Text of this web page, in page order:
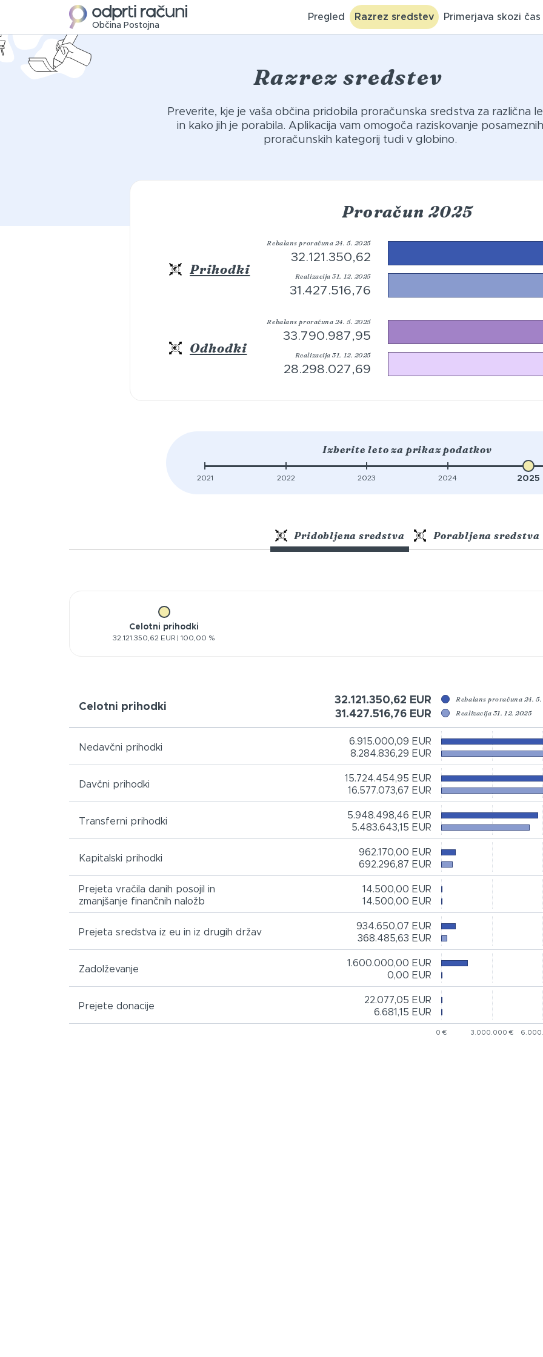
Občina Postojna
Pregled Razrez sredstev Primerjava skozi čas
Razrez sredstev
Preverite, kje je vaša občina pridobila proračunska sredstva za različna
in kako jih je porabila. Aplikacija vam omogoča raziskovanje posameznih
proračunskih kategorij tudi v globino.
Proračun 2025
Prihodki
Rebalans proračuna 24. 5. 2025
32.121.350,62
Realizacija 31. 12. 2025
31.427.516,76
Odhodki
Rebalans proračuna 24. 5. 2025
33.790.987,95
Realizacija 31. 12. 2025
28.298.027,69
Izberite leto za prikaz podatkov
2021 2022 2023 2024 2025
Pridobljena sredstva Porabljena sredstva
Celotni prihodki
32.121.350,62 EUR | 100,00 %
Celotni prihodki
32.121.350,62 EUR
31.427.516,76 EUR
Rebalans proračuna 24.
Realizacija 31. 12. 2025
Nedavčni prihodki
6.915.000,09 EUR
8.284.836,29 EUR
Davčni prihodki
15.724.454,95 EUR
16.577.073,67 EUR
Transferni prihodki
5.948.498,46 EUR
5.483.643,15 EUR
Kapitalski prihodki
962.170,00 EUR
692.296,87 EUR
Prejeta vračila danih posojil in
zmanjšanje finančnih naložb
14.500,00 EUR
14.500,00 EUR
Prejeta sredstva iz eu in iz drugih držav
934.650,07 EUR
368.485,63 EUR
Zadolževanje
1.600.000,00 EUR
0,00 EUR
Prejete donacije
22.077,05 EUR
6.681,15 EUR
0 € 3.000.000 €